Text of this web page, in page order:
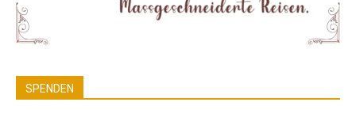
SPENDEN